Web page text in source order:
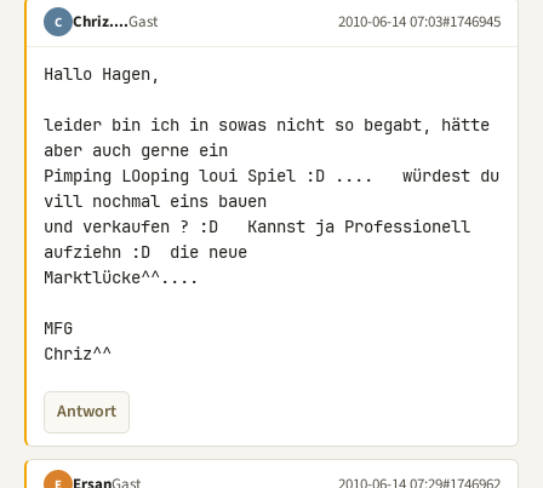
C Chriz....Gast 2010-06-14 07:03#1746945
Hallo Hagen,
leider bin ich in sowas nicht so begabt, hätte
aber auch gerne ein
Pimping LOoping loui Spiel :D ....   würdest du
vill nochmal eins bauen
und verkaufen ? :D   Kannst ja Professionell
aufziehn :D  die neue
Marktlücke^^....
MFG
Chriz^^
Antwort
E